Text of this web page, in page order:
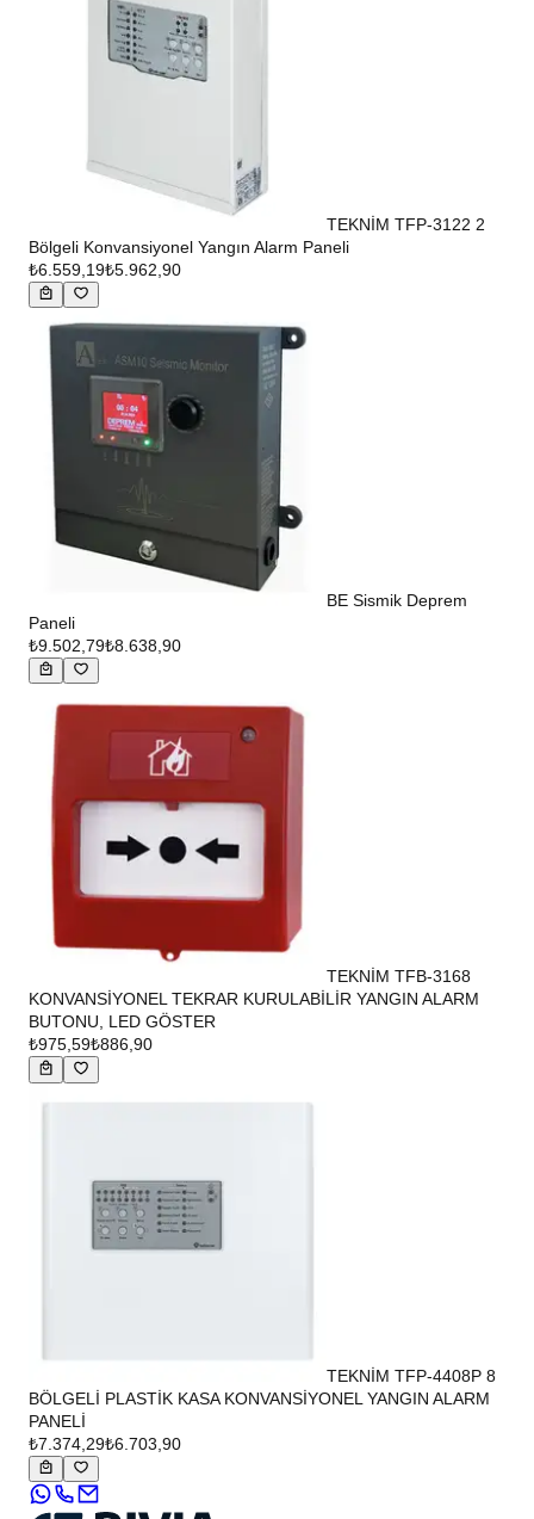
TEKNİM TFP-3122 2
Bölgeli Konvansiyonel Yangın Alarm Paneli
₺6.559,19₺5.962,90
BE Sismik Deprem
Paneli
₺9.502,79₺8.638,90
TEKNİM TFB-3168
KONVANSİYONEL TEKRAR KURULABİLİR YANGIN ALARM
BUTONU, LED GÖSTER
₺975,59₺886,90
TEKNİM TFP-4408P 8
BÖLGELİ PLASTİK KASA KONVANSİYONEL YANGIN ALARM
PANELİ
₺7.374,29₺6.703,90